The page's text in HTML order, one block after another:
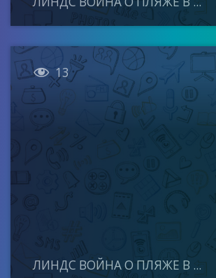
 13
ЛИНДС ВОЙНА О ПЛЯЖЕ В ...